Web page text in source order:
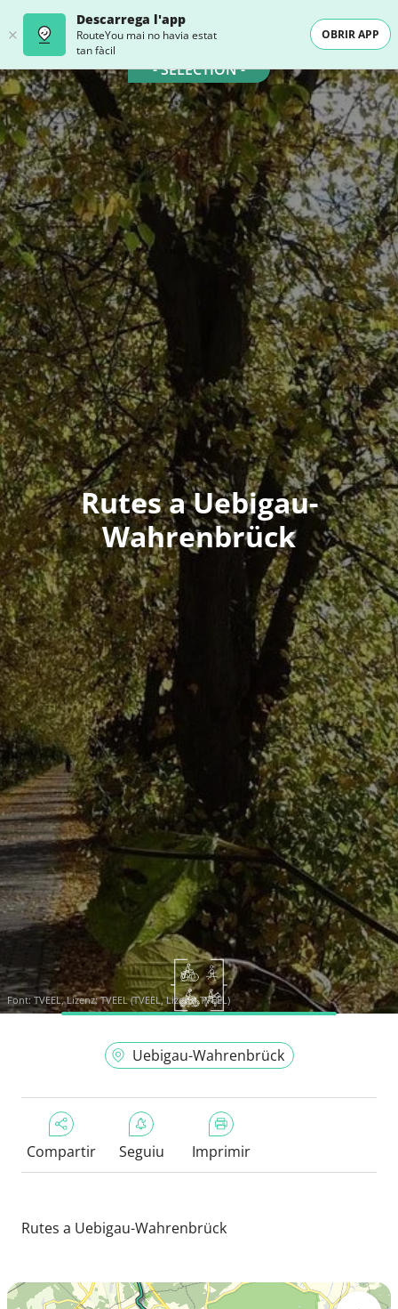
Descarrega l'app
RouteYou mai no havia estat
tan fàcil
OBRIR APP
- SELECTION -
Rutes a Uebigau-
Wahrenbrück
Font:TVEEL, Lizenz: TVEEL (TVEEL, Lizenz: TVEEL)
Uebigau-Wahrenbrück
Compartir Seguiu Imprimir
Rutes a Uebigau-Wahrenbrück